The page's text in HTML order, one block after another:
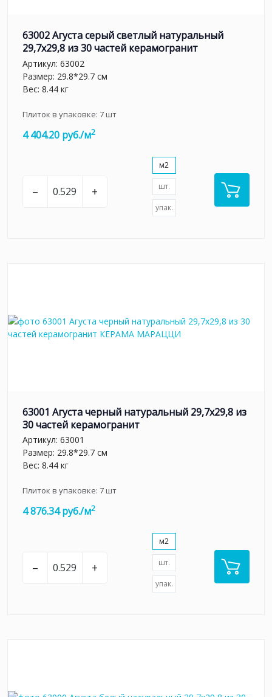
63002 Агуста серый светлый натуральный
29,7х29,8 из 30 частей керамогранит
Артикул: 63002
Размер: 29.8*29.7 см
Вес: 8.44 кг
Плиток в упаковке: 7шт
4 404.20 руб./м2
– +
м2
шт.
упак.
63001 Агуста черный натуральный 29,7х29,8 из
30 частей керамогранит
Артикул: 63001
Размер: 29.8*29.7 см
Вес: 8.44 кг
Плиток в упаковке: 7шт
4 876.34 руб./м2
– +
м2
шт.
упак.